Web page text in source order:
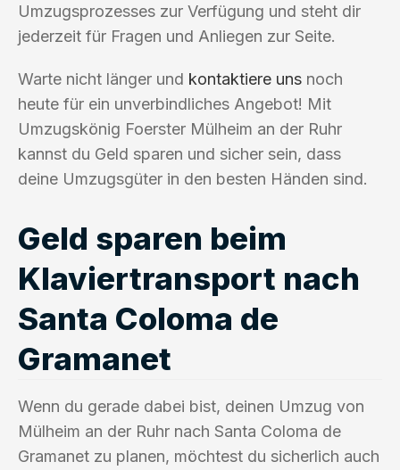
Umzugsprozesses zur Verfügung und steht dir
jederzeit für Fragen und Anliegen zur Seite.
Warte nicht länger und kontaktiere uns noch
heute für ein unverbindliches Angebot! Mit
Umzugskönig Foerster Mülheim an der Ruhr
kannst du Geld sparen und sicher sein, dass
deine Umzugsgüter in den besten Händen sind.
Geld sparen beim
Klaviertransport nach
Santa Coloma de
Gramanet
Wenn du gerade dabei bist, deinen Umzug von
Mülheim an der Ruhr nach Santa Coloma de
Gramanet zu planen, möchtest du sicherlich auch